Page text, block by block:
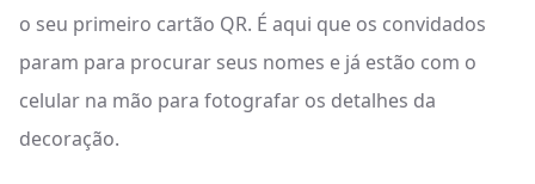
o seu primeiro cartão QR. É aqui que os convidados
param para procurar seus nomes e já estão com o
celular na mão para fotografar os detalhes da
decoração.